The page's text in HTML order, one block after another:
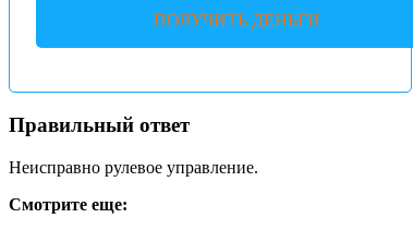
ПОЛУЧИТЬ ДЕНЬГИ
Правильный ответ
Неисправно рулевое управление.
Смотрите еще: